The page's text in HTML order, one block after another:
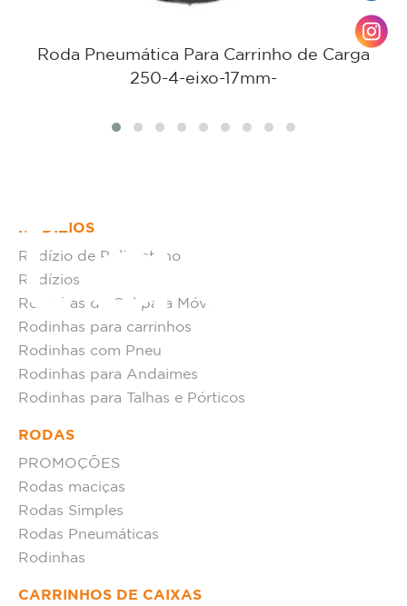
Roda Pneumática Para Carrinho de Carga
250-4-eixo-17mm-
RODÍZIOS
Rodízio de Poliuretano
Rodízios
Rodinhas de Gel para Móveis
Rodinhas para carrinhos
Rodinhas com Pneu
Rodinhas para Andaimes
Rodinhas para Talhas e Pórticos
RODAS
PROMOÇÕES
Rodas maciças
Rodas Simples
Rodas Pneumáticas
Rodinhas
CARRINHOS DE CAIXAS